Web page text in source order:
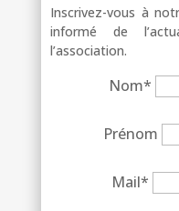
Inscrivez-vous à
informé de
l’association.
Nom*
Prénom
Mail*